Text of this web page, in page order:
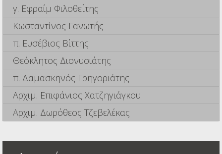
γ. Εφραίμ Φιλοθεΐτης
Κωσταντίνος Γανωτής
π. Ευσέβιος Βίττης
Θεόκλητος Διονυσιάτης
π. Δαμασκηνός Γρηγοριάτης
Αρχιμ. Επιφάνιος Χατζηγιάγκου
Αρχιμ. Δωρόθεος Τζεβελέκας